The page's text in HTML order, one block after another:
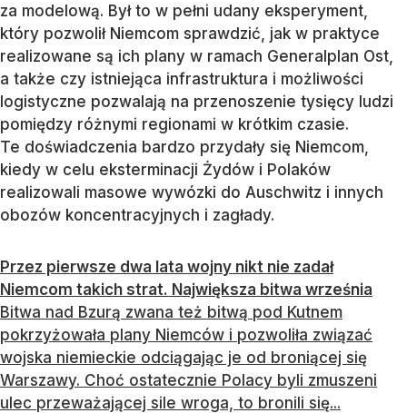
za modelową. Był to w pełni udany eksperyment,
który pozwolił Niemcom sprawdzić, jak w praktyce
realizowane są ich plany w ramach Generalplan Ost,
a także czy istniejąca infrastruktura i możliwości
logistyczne pozwalają na przenoszenie tysięcy ludzi
pomiędzy różnymi regionami w krótkim czasie.
Te doświadczenia bardzo przydały się Niemcom,
kiedy w celu eksterminacji Żydów i Polaków
realizowali masowe wywózki do Auschwitz i innych
obozów koncentracyjnych i zagłady.
Przez pierwsze dwa lata wojny nikt nie zadał
Niemcom takich strat. Największa bitwa września
Bitwa nad Bzurą zwana też bitwą pod Kutnem
pokrzyżowała plany Niemców i pozwoliła związać
wojska niemieckie odciągając je od broniącej się
Warszawy. Choć ostatecznie Polacy byli zmuszeni
ulec przeważającej sile wroga, to bronili się...